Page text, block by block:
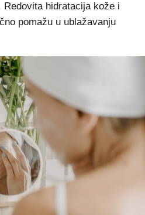
hidratacija kože i
pomažu u ublažavanju